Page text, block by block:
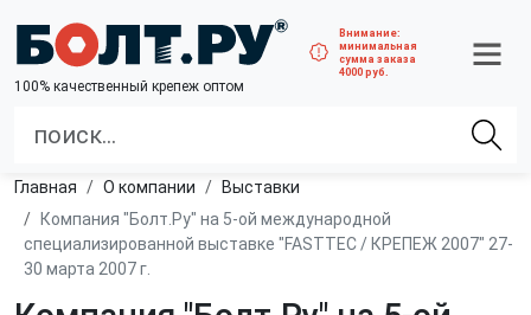
100% качественный крепеж оптом
Внимание:
минимальная
сумма заказа
4000 руб.
Главная О компании
Выставки
Компания "Болт.Ру" на 5-ой международной
специализированной выставке "FASTTEC / КРЕПЕЖ 2007" 27-
30 марта 2007 г.